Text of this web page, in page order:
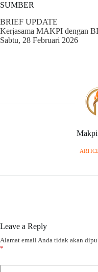
SUMBER
BRIEF UPDATE
Kerjasama MAKPI dengan
Sabtu, 28 Februari 2026
Leave a Reply
Alamat email Anda tidak akan
*